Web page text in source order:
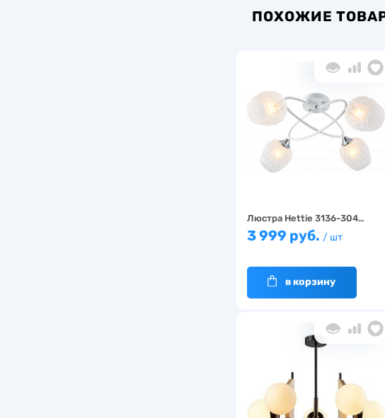
ПОХОЖИЕ
Люстра Hettie 3136-304…
3 999 руб. / шт
в корзину